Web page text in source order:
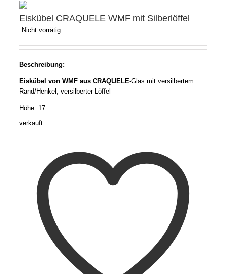
Eiskübel CRAQUELE WMF mit Silberlöffel
Nicht vorrätig
Beschreibung:
Eiskübel von WMF aus CRAQUELE-Glas mit versilbertem
Rand/Henkel, versilberter Löffel
Höhe: 17
verkauft